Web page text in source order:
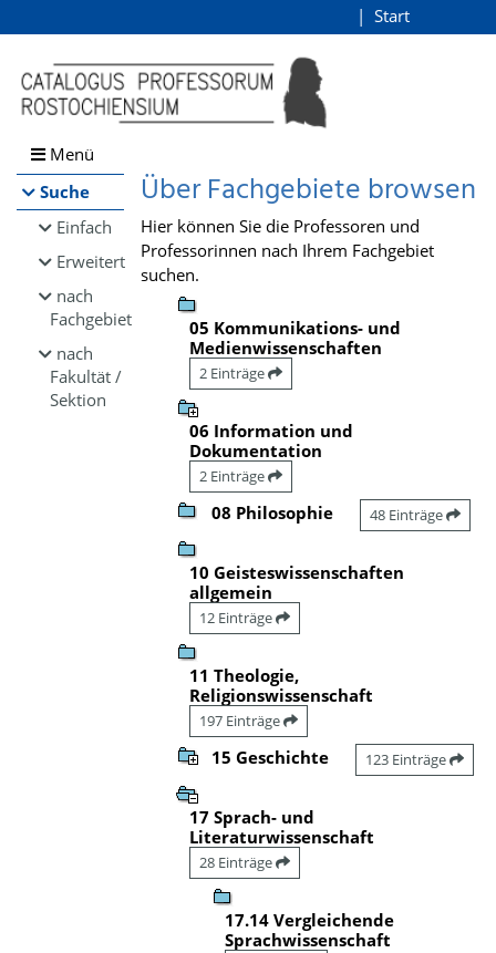
Browsen
direkt zum Inhalt
Start
Menü
Suche
Einfach
Erweitert
nach
Fachgebiet
nach
Fakultät /
Sektion
Über Fachgebiete browsen
Hier können Sie die Professoren und
Professorinnen nach Ihrem Fachgebiet
suchen.
05 Kommunikations- und
Medienwissenschaften
2 Einträge
06 Information und
Dokumentation
2 Einträge
08 Philosophie 48 Einträge
10 Geisteswissenschaften
allgemein
12 Einträge
11 Theologie,
Religionswissenschaft
197 Einträge
15 Geschichte 123 Einträge
17 Sprach- und
Literaturwissenschaft
28 Einträge
17.14 Vergleichende
Sprachwissenschaft